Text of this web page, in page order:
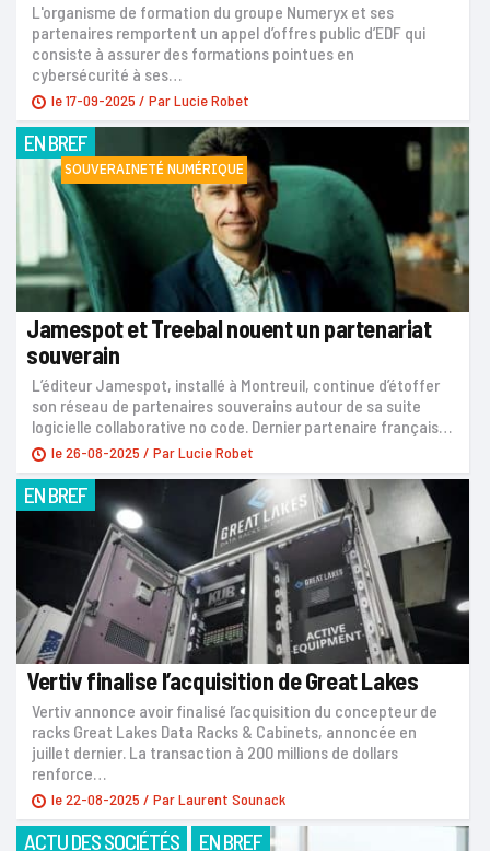
L'organisme de formation du groupe Numeryx et ses
partenaires remportent un appel d’offres public d’EDF qui
consiste à assurer des formations pointues en
cybersécurité à ses…
le17-09-2025 / ParLucie Robet
EN BREF
SOUVERAINETÉ NUMÉRIQUE
Jamespot et Treebal nouent un partenariat
souverain
L’éditeur Jamespot, installé à Montreuil, continue d’étoffer
son réseau de partenaires souverains autour de sa suite
logicielle collaborative no code. Dernier partenaire français…
le26-08-2025 / ParLucie Robet
EN BREF
Vertiv finalise l’acquisition de Great Lakes
Vertiv annonce avoir finalisé l’acquisition du concepteur de
racks Great Lakes Data Racks & Cabinets, annoncée en
juillet dernier. La transaction à 200 millions de dollars
renforce…
le22-08-2025 / ParLaurent Sounack
ACTU DES SOCIÉTÉS EN BREF